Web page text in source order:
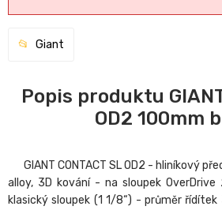
Giant
Popis produktu
OD2 100mm
GIANT CONTACT SL OD2 - hliníkový
alloy, 3D kování - na sloupek
klasický sloupek (1 1/8“) - průměr řídítek